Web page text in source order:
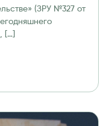
(ЗРУ №327 от
[…]